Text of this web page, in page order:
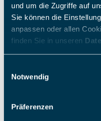
und um die Zugriffe auf
Sie können die
anpassen oder allen
finden Sie in unseren
Notwendig
Präferenzen
Wir beraten Sie